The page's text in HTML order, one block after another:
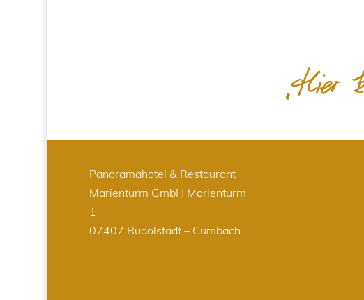
Panoramahotel & Restaurant
Marienturm GmbH Marienturm
1
07407 Rudolstadt – Cumbach